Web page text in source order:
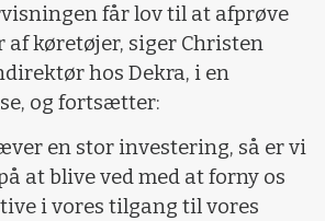
får lov til at afprøve
af køretøjer, siger Christen
hos Dekra, i en
og fortsætter:
en stor investering, så er vi
at blive ved med at forny os
i vores tilgang til vores